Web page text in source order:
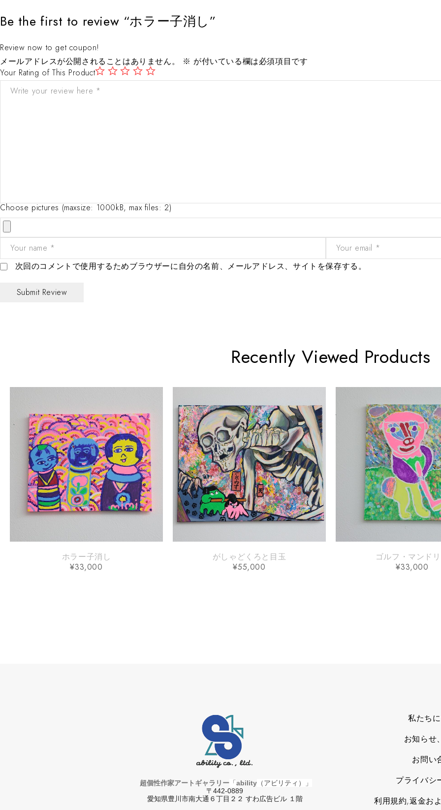
Be the first to review “ホラー子消し”
Review now to get coupon!
メールアドレスが公開されることはありません。
※ が付いている欄は必須項目です
Your Rating of This Product
Choose pictures (maxsize: 1000kB, max files: 2)
次回のコメントで使用するためブラウザーに自分の名前、メールアドレス、サイトを保存する。
Recently Viewed Products
ホラー子消し
¥33,000
がしゃどくろと目玉
¥55,000
ゴルフ・マンド
¥33,000
超個性作家アートギャラリー「 ability（アビリティ）」
〒442-0889
愛知県豊川市南大通６丁目２２ すわ広告ビル １階
私たち
お知らせ
お問い
プライバシ
利用規約,返金お